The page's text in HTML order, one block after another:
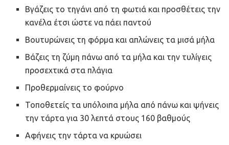
Βγάζεις το τηγάνι από τη φωτιά και προσθέτεις την
κανέλα έτσι ώστε να πάει παντού
Βουτυρώνεις τη φόρμα και απλώνεις τα μισά μήλα
Βάζεις τη ζύμη πάνω από τα μήλα και την τυλίγεις
προσεχτικά στα πλάγια
Προθερμαίνεις το φούρνο
Τοποθετείς τα υπόλοιπα μήλα από πάνω και ψήνεις
την τάρτα για 30 λεπτά στους 160 βαθμούς
Αφήνεις την τάρτα να κρυώσει